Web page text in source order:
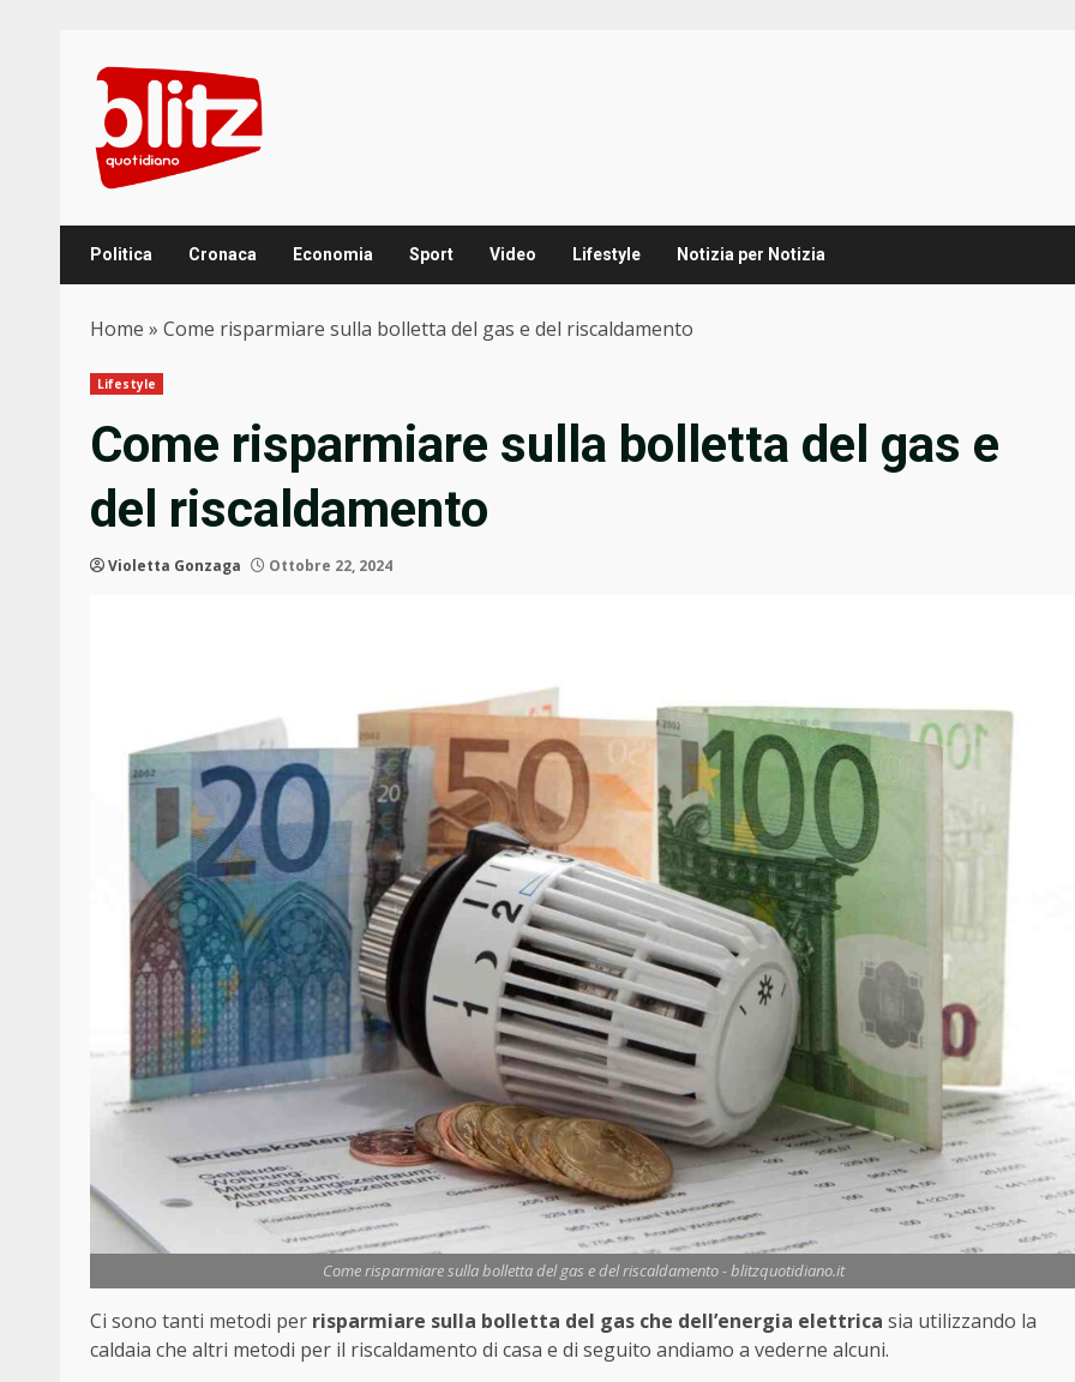
content
Politica Cronaca Economia Sport Video Lifestyle Notizia per Notizia
Home » Come risparmiare sulla bolletta del gas e del riscaldamento
Lifestyle
Come risparmiare sulla bolletta del gas e
del riscaldamento
Violetta Gonzaga Ottobre 22, 2024
Come risparmiare sulla bolletta del gas e del riscaldamento - blitzquotidiano.it
Ci sono tanti metodi per risparmiare sulla bolletta del gas che dell’energia elettrica sia utilizzando la
caldaia che altri metodi per il riscaldamento di casa e di seguito andiamo a vederne alcuni.